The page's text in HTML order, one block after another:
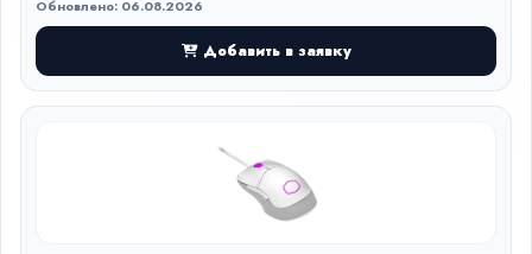
Обновлено: 06.08.2026
Добавить в заявку